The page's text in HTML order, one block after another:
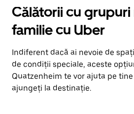
Călătorii cu grupuri
familie cu Uber
Indiferent dacă ai nevoie de
de condiții speciale, aceste
Quatzenheim te vor ajuta pe
ajungeți la destinație.